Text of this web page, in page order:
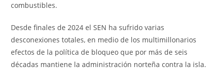
combustibles.
Desde finales de 2024 el SEN ha sufrido varias
desconexiones totales, en medio de los multimillonarios
efectos de la política de bloqueo que por más de seis
décadas mantiene la administración norteña contra la isla.